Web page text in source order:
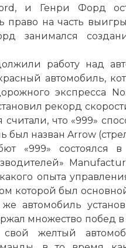
и Генри Форд
право на часть
занимался
работу над
автомобиль,
экспресса
рекорд
что «999»
был назван Arrow
«999» состоялся
опыта
которой был
автомобиль
множество побед
желтый